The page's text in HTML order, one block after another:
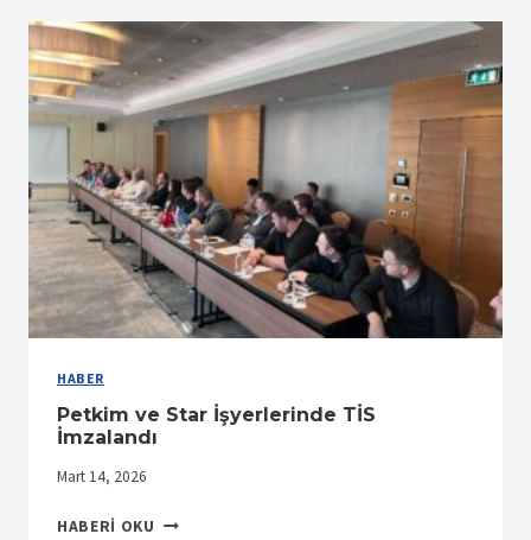
HABER
Petkim ve Star İşyerlerinde TİS
İmzalandı
Mart 14, 2026
HABERI OKU PETKIM